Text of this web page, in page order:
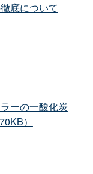
底について
ーの一酸化炭
）